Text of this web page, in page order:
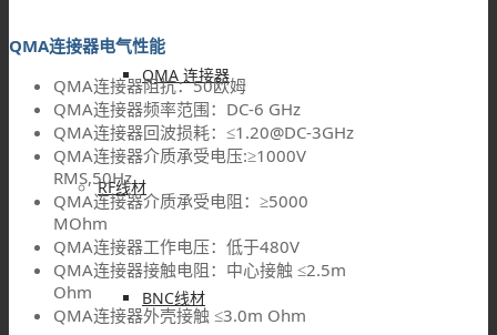
QMA 连接器
RF线材
BNC线材
QMA连接器电气性能
QMA连接器阻抗：50欧姆
QMA连接器频率范围：DC-6 GHz
QMA连接器回波损耗：≤1.20@DC-3GHz
QMA连接器介质承受电压:≥1000V
RMS,50Hz
QMA连接器介质承受电阻：≥5000
MOhm
QMA连接器工作电压：低于480V
QMA连接器接触电阻：中心接触 ≤2.5m
Ohm
QMA连接器外壳接触 ≤3.0m Ohm